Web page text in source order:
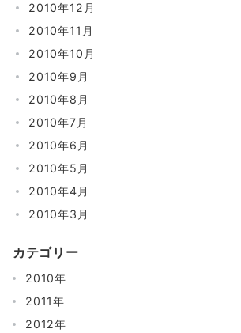
2010年12月
2010年11月
2010年10月
2010年9月
2010年8月
2010年7月
2010年6月
2010年5月
2010年4月
2010年3月
カテゴリー
2010年
2011年
2012年